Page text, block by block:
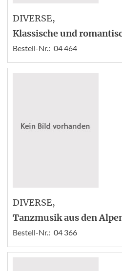
DIVERSE,
Klassische und
Bestell-Nr.: 04 464
DIVERSE,
Tanzmusik aus den
Bestell-Nr.: 04 366